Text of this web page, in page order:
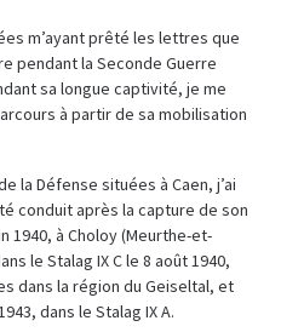
m’ayant prêté les lettres que
pendant la Seconde Guerre
sa longue captivité, je me
à partir de sa mobilisation
la Défense situées à Caen, j’ai
conduit après la capture de son
1940, à Choloy (Meurthe-et-
le Stalag IX C le 8 août 1940,
dans la région du Geiseltal, et
dans le Stalag IX A.